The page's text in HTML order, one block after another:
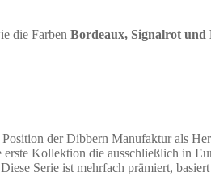
die Farben Bordeaux, Signalrot und
der Dibbern Manufaktur als
Kollektion die ausschließlich in
Serie ist mehrfach prämiert,